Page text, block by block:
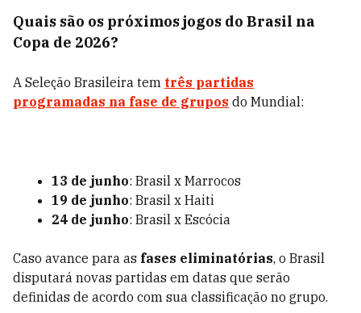
Quais são os próximos jogos do Brasil na
Copa de 2026?
A Seleção Brasileira tem três partidas
programadas na fase de grupos do Mundial:
13 de junho: Brasil x Marrocos
19 de junho: Brasil x Haiti
24 de junho: Brasil x Escócia
Caso avance para as fases eliminatórias, o Brasil
disputará novas partidas em datas que serão
definidas de acordo com sua classificação no grupo.